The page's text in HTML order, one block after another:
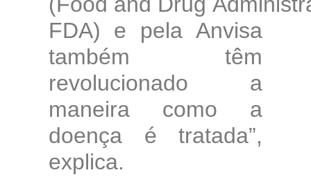
FDA) e pela Anvisa
também têm
revolucionado a
maneira como a
doença é tratada”,
explica.